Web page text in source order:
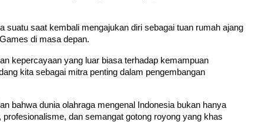
suatu saat kembali mengajukan diri sebagai tuan rumah ajang
di masa depan.
kepercayaan yang luar biasa terhadap kemampuan
kita sebagai mitra penting dalam pengembangan
bahwa dunia olahraga mengenal Indonesia bukan hanya
dan semangat gotong royong yang khas